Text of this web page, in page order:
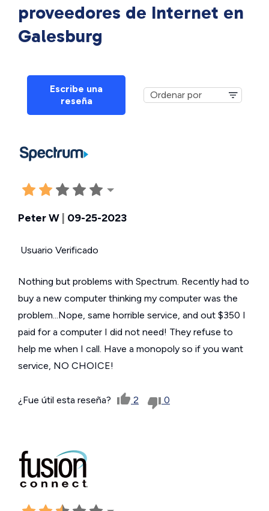
proveedores de Internet en
Galesburg
Escribe una
reseña
Peter W 09-25-2023
Usuario Verificado
Nothing but problems with Spectrum. Recently had to
buy a new computer thinking my computer was the
problem...Nope, same horrible service, and out $350 I
paid for a computer I did not need! They refuse to
help me when I call. Have a monopoly so if you want
service, NO CHOICE!
¿Fue útil esta reseña? 2 0